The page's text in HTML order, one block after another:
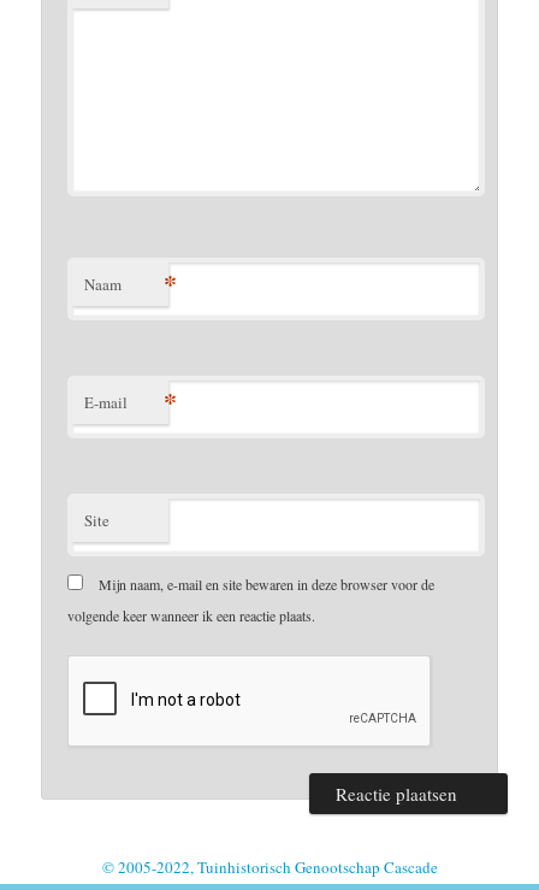
Naam *
E-mail *
Site
Mijn naam, e-mail en site bewaren in deze browser voor de
volgende keer wanneer ik een reactie plaats.
© 2005-2022, Tuinhistorisch Genootschap Cascade